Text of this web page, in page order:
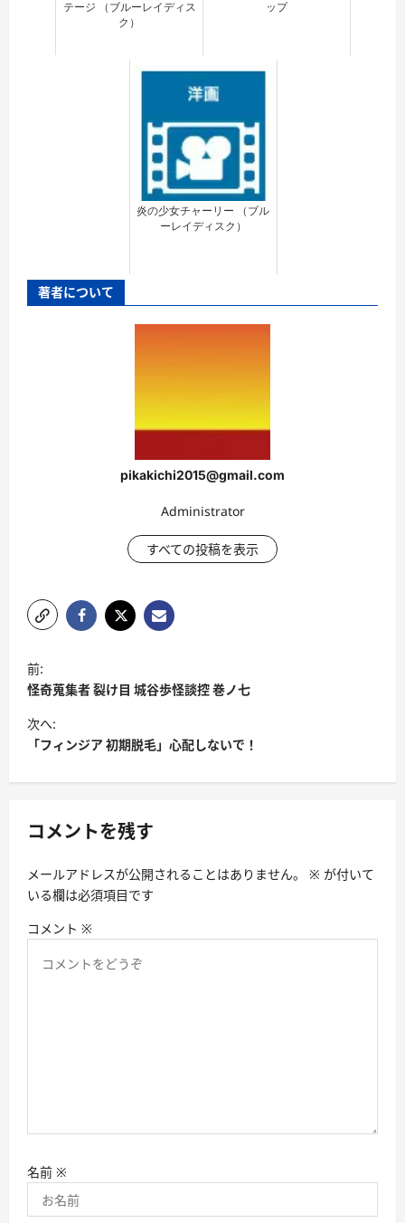
テージ （ブルーレイディス
ク）
ップ
炎の少女チャーリー （ブル
ーレイディスク）
著者について
pikakichi2015@gmail.com
Administrator
すべての投稿を表示
投
稿
ナ
ビ
シ
ン
前:
怪奇蒐集者 裂け目 城谷歩怪談控 巻ノ七
次へ:
「フィンジア 初期脱毛」心配しないで！
コメントを残す
メールアドレスが公開されることはありません。 ※ が付いて
いる欄は必須項目です
コメント ※
名前 ※